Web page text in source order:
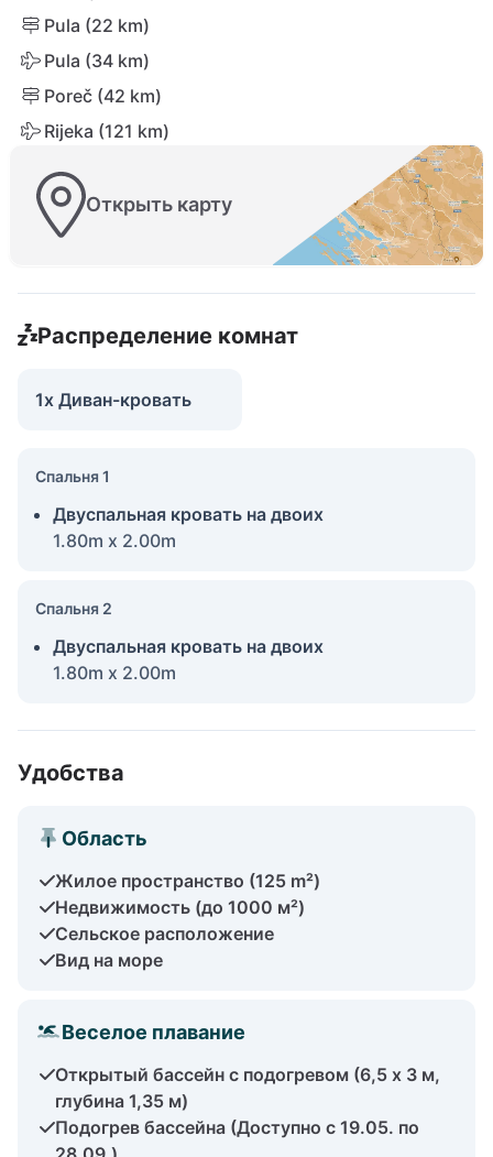
Pula (22 km)
Pula (34 km)
Poreč (42 km)
Rijeka (121 km)
Открыть карту
Распределение комнат
1x Диван-кровать
Спальня 1
Двуспальная кровать на двоих
1.80m x 2.00m
Спальня 2
Двуспальная кровать на двоих
1.80m x 2.00m
Удобства
Область
Жилое пространство (125 m²)
Недвижимость (до 1000 м²)
Сельское расположение
Вид на море
Веселое плавание
Открытый бассейн с подогревом (6,5 x 3 м,
глубина 1,35 м)
Подогрев бассейна (Доступно с 19.05. по